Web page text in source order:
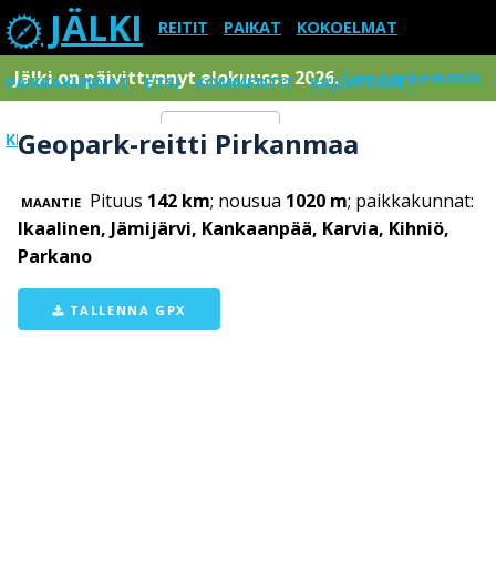
JÄLKI REITIT PAIKAT KOKOELMAT
PAIKKAKUNNAT ETSI KOMMENTIT RAJOITUKSET
KIRJAUDU SISÄÄN Menu
Jälki on päivittynnyt elokuussa 2026.Lue tarkemmin
Geopark-reitti Pirkanmaa
MAANTIE Pituus 142 km; nousua 1020 m; paikkakunnat:
Ikaalinen, Jämijärvi, Kankaanpää, Karvia, Kihniö,
Parkano
TALLENNA GPX